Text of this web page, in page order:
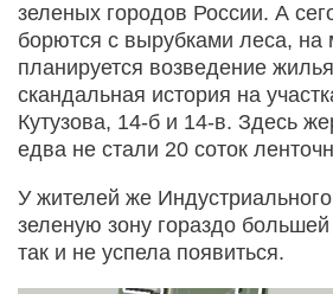
зеленых городов России. А
борются с вырубками леса, на
планируется возведение
скандальная история на
Кутузова, 14-б и 14-в. Здесь
едва не стали 20 соток
У жителей же
зеленую зону гораздо
так и не успела появиться.